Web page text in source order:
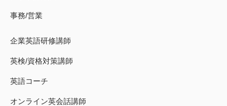
事務/営業
企業英語研修講師
英検/資格対策講師
英語コーチ
オンライン英会話講師